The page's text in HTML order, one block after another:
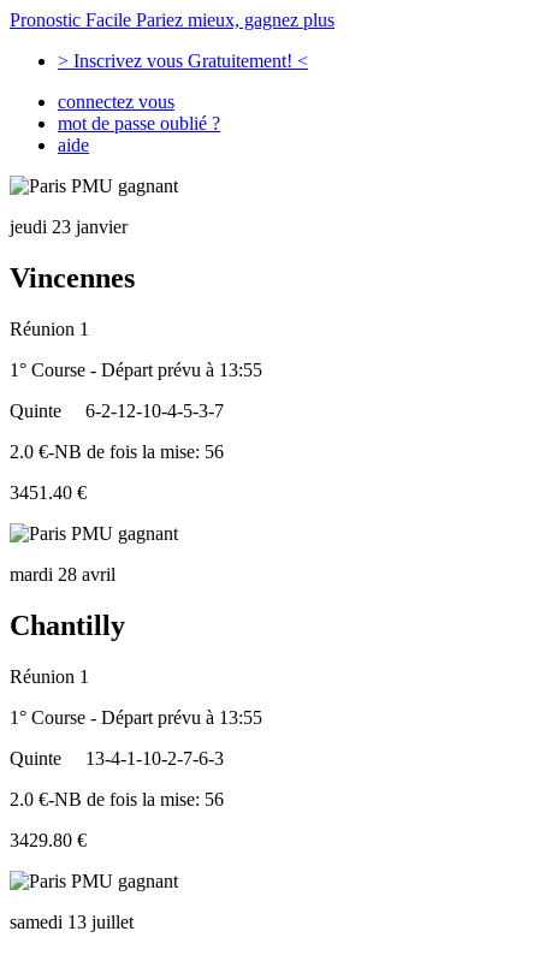
Pronostic Facile Pariez mieux, gagnez plus
> Inscrivez vous Gratuitement! <
connectez vous
mot de passe oublié ?
aide
jeudi 23 janvier
Vincennes
Réunion 1
1° Course - Départ prévu à 13:55
Quinte
6-2-12-10-4-5-3-7
2.0 €-NB de fois la mise: 56
3451.40 €
mardi 28 avril
Chantilly
Réunion 1
1° Course - Départ prévu à 13:55
Quinte
13-4-1-10-2-7-6-3
2.0 €-NB de fois la mise: 56
3429.80 €
samedi 13 juillet